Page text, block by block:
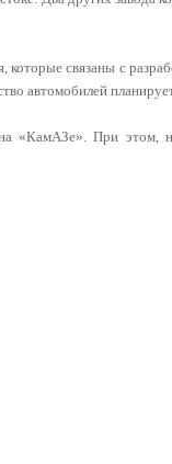
связаны с
автомобилей
«КамАЗе». При этом,